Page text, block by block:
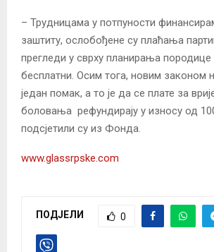
– Трудницама у потпуности
заштиту, ослобођене су плаћања
прегледи у сврху планирања породице
бесплатни. Осим тога, новим законом
један помак, а то је да се плате за
боловања рефундирају у износу од
подсјетили су из Фонда.
www.glassrpske.com
ПОДЈЕЛИ 0